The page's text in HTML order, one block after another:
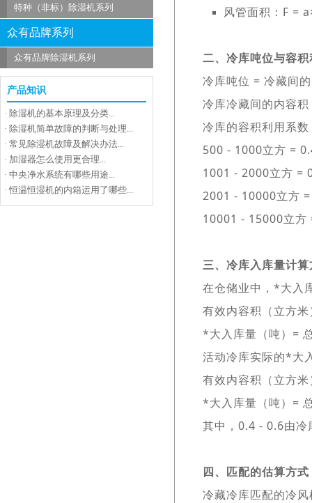
特种（非标）除湿机系列
众有品牌系列
众有品牌除湿机系列
产品知识
· 除湿机的基本原理及分类...
· 除湿机简单故障的判断与处理...
· 常见除湿机故障及解决办法...
· 加湿器怎么使用更合理...
· 中央净水系统有哪些用途...
· 恒温恒湿机的内箱运用了哪些...
风管面积：F =
二、冷库吨位与容
冷库吨位 = 冷藏间
冷库冷藏间的内容
冷库的容积利用系数
500 - 1000立方 =
1001 - 2000立方 =
2001 - 10000立方
10001 - 15000立方
三、冷库入库量计
在仓储业中，*大入
有效内容积（立方
*大入库量（吨）=
活动冷库实际的*大
有效内容积（立方
*大入库量（吨）=
其中，0.4 - 0.6由冷
四、匹配的估算方式
冷藏冷库匹配的冷